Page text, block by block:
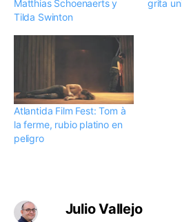
Matthias Schoenaerts y
Tilda Swinton
grita
Atlantida Film Fest: Tom à
la ferme, rubio platino en
peligro
Julio Vallejo